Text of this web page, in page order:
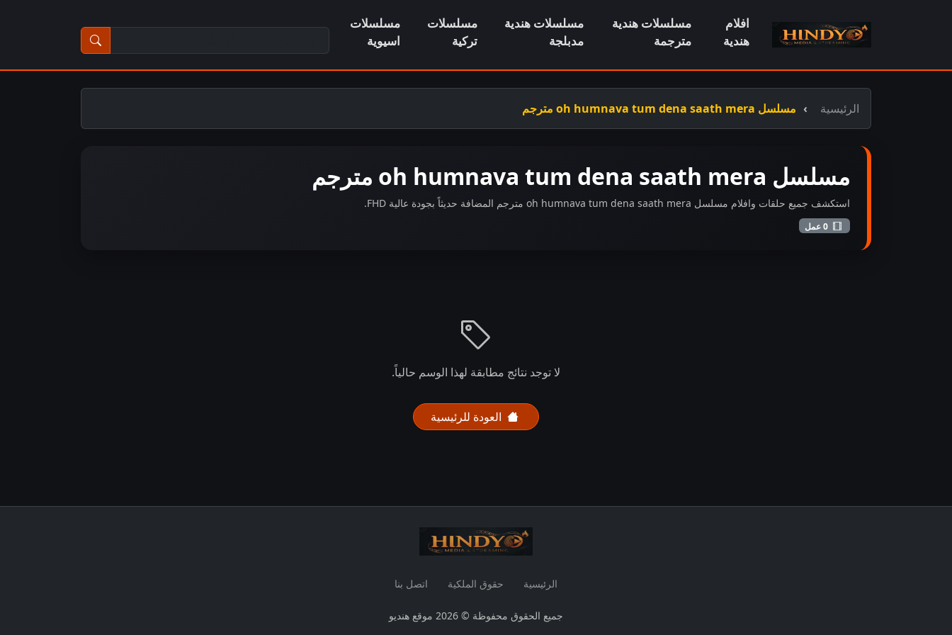
افلام
هندية
مسلسلات هندية
مترجمة
مسلسلات هندية
مدبلجة
مسلسلات
تركية
مسلسلات
اسيوية
الرئيسية مسلسل oh humnava tum dena saath mera مترجم
مسلسل oh humnava tum dena saath mera مترجم
استكشف جميع حلقات وافلام مسلسل oh humnava tum dena saath mera مترجم المضافة حديثاً بجودة عالية FHD.
لا توجد نتائج مطابقة لهذا الوسم حالياً.
العودة للرئيسية
الرئيسية حقوق الملكية اتصل بنا
جميع الحقوق محفوظة © 2026 موقع هنديو